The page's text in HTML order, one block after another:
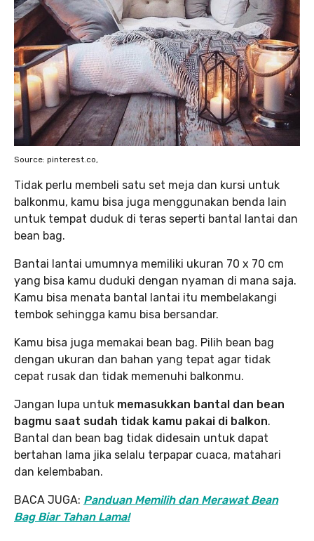
Source: pinterest.co,
Tidak perlu membeli satu set meja dan kursi untuk
balkonmu, kamu bisa juga menggunakan benda lain
untuk tempat duduk di teras seperti bantal lantai dan
bean bag.
Bantai lantai umumnya memiliki ukuran 70 x 70 cm
yang bisa kamu duduki dengan nyaman di mana saja.
Kamu bisa menata bantal lantai itu membelakangi
tembok sehingga kamu bisa bersandar.
Kamu bisa juga memakai bean bag. Pilih bean bag
dengan ukuran dan bahan yang tepat agar tidak
cepat rusak dan tidak memenuhi balkonmu.
Jangan lupa untuk memasukkan bantal dan bean
bagmu saat sudah tidak kamu pakai di balkon.
Bantal dan bean bag tidak didesain untuk dapat
bertahan lama jika selalu terpapar cuaca, matahari
dan kelembaban.
BACA JUGA: Panduan Memilih dan Merawat Bean
Bag Biar Tahan Lama!